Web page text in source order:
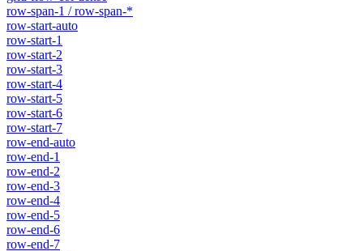
row-span-1 / row-span-*
row-start-auto
row-start-1
row-start-2
row-start-3
row-start-4
row-start-5
row-start-6
row-start-7
row-end-auto
row-end-1
row-end-2
row-end-3
row-end-4
row-end-5
row-end-6
row-end-7